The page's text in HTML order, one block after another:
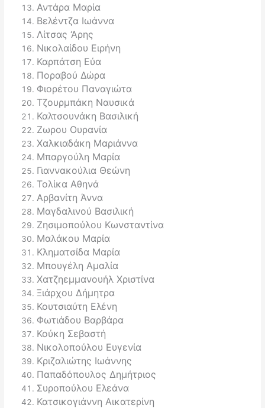
Αντάρα Μαρία
Βελέντζα Ιωάννα
Λίτσας ‘Αρης
Νικολαίδου Ειρήνη
Καρπάτση Εύα
Ποραβού Δώρα
Φιορέτου Παναγιώτα
Τζουρμπάκη Ναυσικά
Καλτσουνάκη Βασιλική
Ζωρου Ουρανία
Χαλκιαδάκη Μαριάννα
Μπαργούλη Μαρία
Γιαννακούλια Θεώνη
Τολίκα Αθηνά
Αρβανίτη Άννα
Μαγδαλινού Βασιλική
Ζησιμοπούλου Κωνσταντίνα
Μαλάκου Μαρία
Κληματσίδα Μαρία
Μπουγέλη Αμαλία
Χατζηεμμανουήλ Χριστίνα
Ξιάρχου Δήμητρα
Κουτσιαύτη Ελένη
Φωτιάδου Βαρβάρα
Κούκη Σεβαστή
Νικολοπούλου Ευγενία
Κριζαλιώτης Ιωάννης
Παπαδόπουλος Δημήτριος
Συροπούλου Ελεάνα
Κατσικογιάννη Αικατερίνη